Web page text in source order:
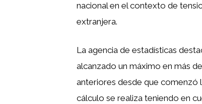
nacional en el contexto de
extranjera.
La agencia de estadísticas
alcanzado un máximo en más
anteriores desde que comenzó
cálculo se realiza teniendo en